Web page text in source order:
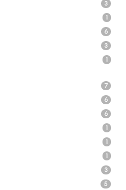
3
1
6
3
1
7
6
6
1
1
1
3
5